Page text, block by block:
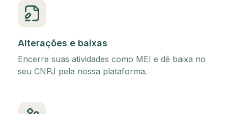
Alterações e baixas
Encerre suas atividades como MEI e dê baixa no
seu CNPJ pela nossa plataforma.